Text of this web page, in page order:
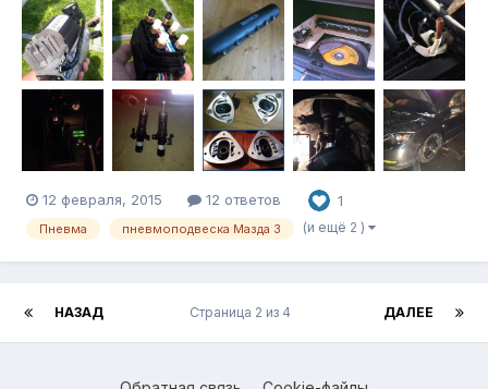
если честно. Но со временем все становилось на свои
места и раскладывалось по полочкам, в том числе
благодаря этому форуму. С полнейшего н...
12 февраля, 2015 12 ответов 1
Пневма пневмоподвеска Мазда 3 (и ещё 2 )
НАЗАД ДАЛЕЕ
Страница 2 из 4